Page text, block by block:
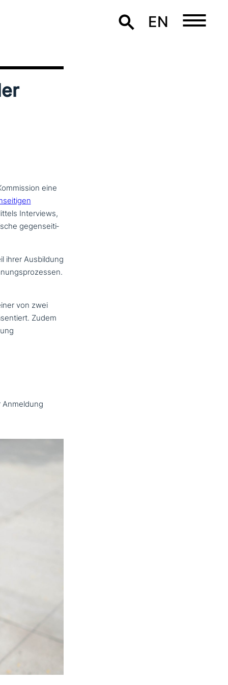
EN
eine
Interviews,
gegen­sei­ti­
ihrer Ausbildung
von zwei
Zudem
Anmeldung